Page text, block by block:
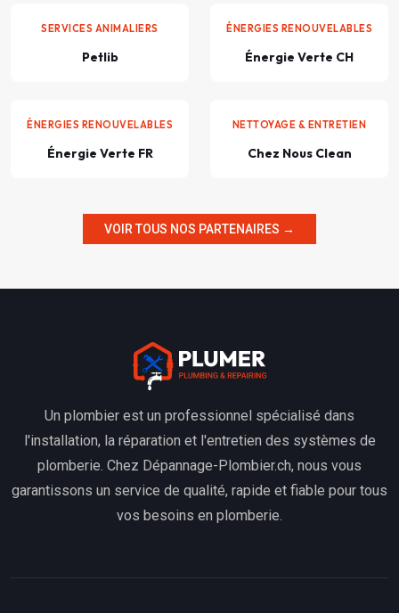
SERVICES ANIMALIERS
Petlib
ÉNERGIES RENOUVELABLES
Énergie Verte CH
ÉNERGIES RENOUVELABLES
Énergie Verte FR
NETTOYAGE & ENTRETIEN
Chez Nous Clean
VOIR TOUS NOS PARTENAIRES →
Un plombier est un professionnel spécialisé dans
l'installation, la réparation et l'entretien des systèmes de
plomberie. Chez Dépannage-Plombier.ch, nous vous
garantissons un service de qualité, rapide et fiable pour tous
vos besoins en plomberie.